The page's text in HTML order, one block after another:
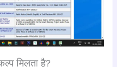
मिलता है?